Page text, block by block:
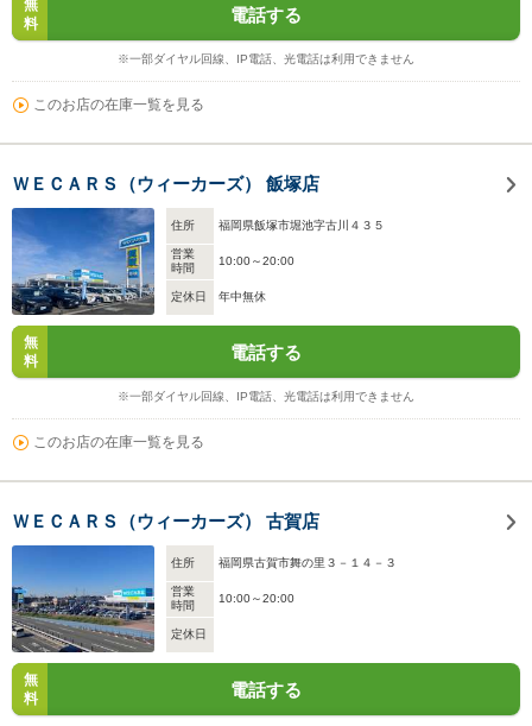
無
料
電話する
※一部ダイヤル回線、IP電話、光電話は利用できません
このお店の在庫一覧を見る
ＷＥＣＡＲＳ（ウィーカーズ） 飯塚店
住所 福岡県飯塚市堀池字古川４３５
営業
時間
10:00～20:00
定休日 年中無休
無
料
電話する
※一部ダイヤル回線、IP電話、光電話は利用できません
このお店の在庫一覧を見る
ＷＥＣＡＲＳ（ウィーカーズ） 古賀店
住所 福岡県古賀市舞の里３－１４－３
営業
時間
10:00～20:00
定休日
無
料
電話する